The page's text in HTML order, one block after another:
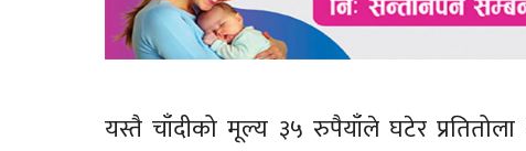
यस्तै चाँदीको मूल्य ३५ रुपैयाँले घटेर